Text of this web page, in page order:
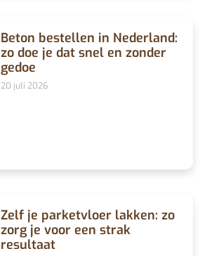
Beton bestellen in Nederland:
zo doe je dat snel en zonder
gedoe
20 juli 2026
Zelf je parketvloer lakken: zo
zorg je voor een strak
resultaat